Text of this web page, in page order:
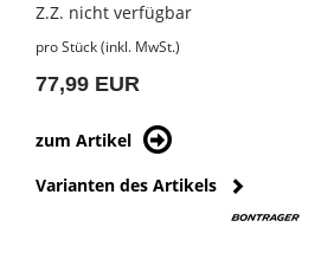
Z.Z. nicht verfügbar
pro Stück (inkl. MwSt.)
77,99 EUR
zum Artikel
Varianten des Artikels